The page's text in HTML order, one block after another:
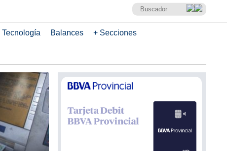
Tecnología Balances + Secciones